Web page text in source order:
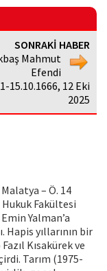
SONRAKİ HABER
Mahmut
Efendi
15.10.1666, 12 Eki
2025
– Ö. 14
Fakültesi
Yalman’a
yıllarının bir
Kısakürek ve
Tarım (1975-